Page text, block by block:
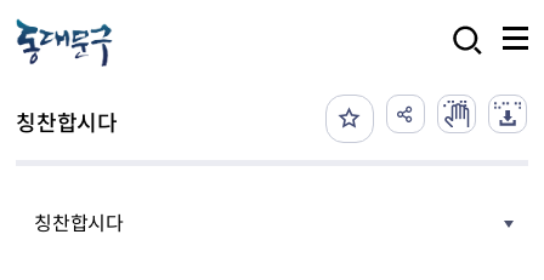
칭찬합시다
칭찬합시다